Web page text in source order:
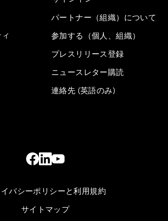
パートナー（組織）について
参加する（個人、組織）
プレスリリース登録
ニュースレター購読
連絡先 (英語のみ)
バシーポリシーと利用規約
サイトマップ